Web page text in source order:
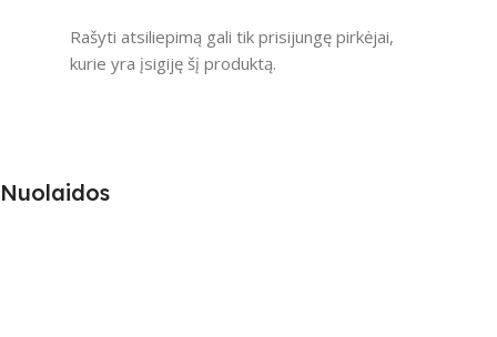
Rašyti atsiliepimą gali tik prisijungę pirkėjai,
kurie yra įsigiję šį produktą.
Nuolaidos